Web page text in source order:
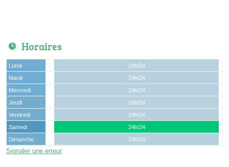
Horaires
Lundi
24h/24
Mardi
24h/24
Mercredi
24h/24
Jeudi
24h/24
Vendredi
24h/24
Samedi
24h/24
Dimanche
24h/24
Signaler une erreur